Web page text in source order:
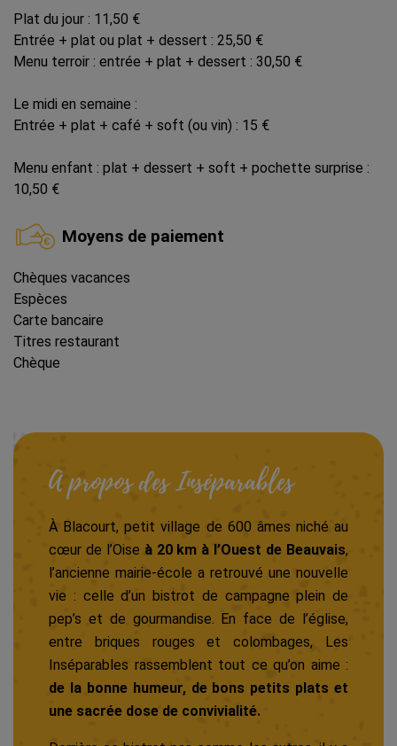
Plat du jour : 11,50 €
Entrée + plat ou plat + dessert : 25,50 €
Menu terroir : entrée + plat + dessert : 30,50 €
Le midi en semaine :
Entrée + plat + café + soft (ou vin) : 15 €
Menu enfant : plat + dessert + soft + pochette surprise :
10,50 €
Moyens de paiement
Chèques vacances
Espèces
Carte bancaire
Titres restaurant
Chèque
A propos des Inséparables
À Blacourt, petit village de 600 âmes niché au
cœur de l’Oise à 20 km à l’Ouest de Beauvais,
l’ancienne mairie-école a retrouvé une nouvelle
vie : celle d’un bistrot de campagne plein de
pep’s et de gourmandise. En face de l’église,
entre briques rouges et colombages, Les
Inséparables rassemblent tout ce qu’on aime :
de la bonne humeur, de bons petits plats et
une sacrée dose de convivialité.